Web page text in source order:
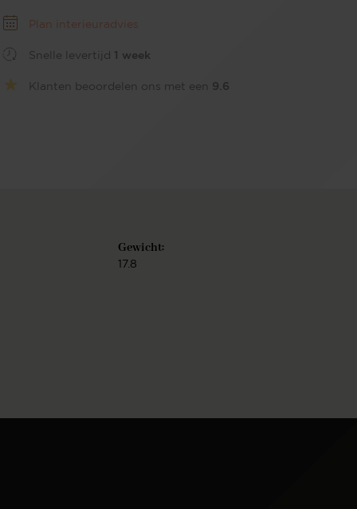
moment voor jezelf, de Tome Cinnamon Bun -
Counter Slide Black verenigt stijl met ongeëvenaard
comfort.
Plan interieuradvies
Snelle levertijd 1 week
Klanten beoordelen ons met een 9.6
Gewicht:
17.8